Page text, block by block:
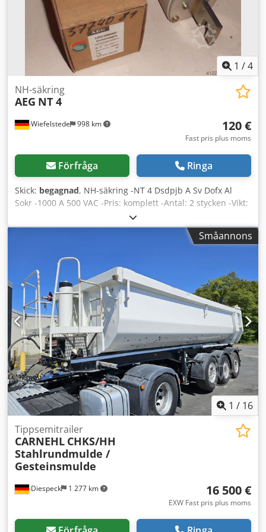
1 /4
Wiefelstede 998 km
NH-säkring
AEG NT 4
120 €
Fast pris plus moms
Förfråga Ringa
Skick: begagnad, NH-säkring -NT 4 Dsdpjb A Sv Dofx Al
Sokr -1000 A 500 VAC -Pris: komplett -Antal: 2 stycken -Vikt:
Småannons
1 / 16
Diespeck 1 277 km
Tippsemitrailer
CARNEHL CHKS/HH
Stahlrundmulde /
Gesteinsmulde
16 500 €
EXW Fast pris plus moms